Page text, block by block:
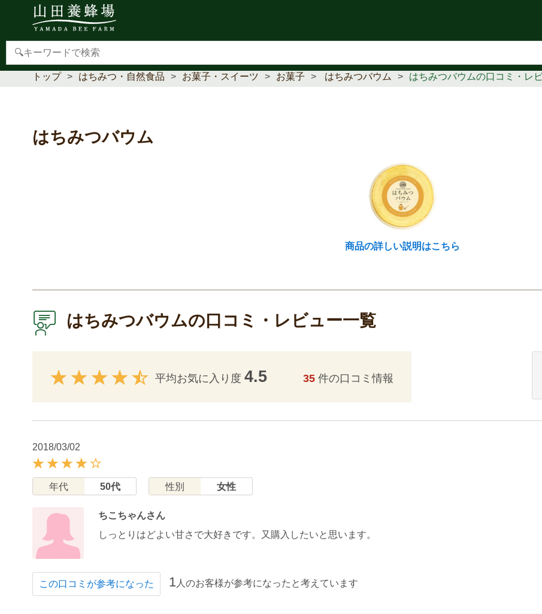
【重要】本人認証サービス(3Dセキュア2.0)導入のお知らせ
トップ はちみつ・自然食品 お菓子・スイーツ お菓子 はちみつバウム はちみつバウムの口コミ・レ
はちみつバウム
商品の詳しい説明はこちら
はちみつバウムの口コミ・レビュー一覧
平均お気に入り度 4.5 35 件の口コミ情報
2018/03/02
年代 50代 性別 女性
ちこちゃんさん
しっとりはどよい甘さで大好きです。又購入したいと思います。
この口コミが参考になった 1 人のお客様が参考になったと考えています